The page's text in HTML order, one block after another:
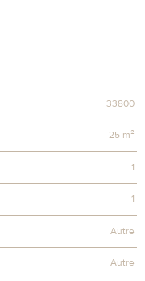
33800
25 m²
1
1
Autre
Autre